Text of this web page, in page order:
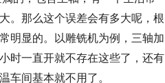
。那么这个误差会有多大呢，根
明显的。以雕铣机为例，三轴加
时一直开就不存在这些了，还有
车间基本就不用了。